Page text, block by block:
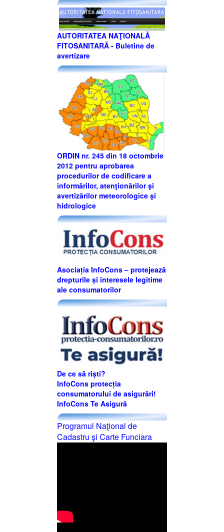
AUTORITATEA NAŢIONALĂ
FITOSANITARĂ - Buletine de
avertizare
ORDIN nr. 245 din 18 octombrie
2012 pentru aprobarea
procedurilor de codificare a
informărilor, atenţionărilor şi
avertizărilor meteorologice şi
hidrologice
Asociația InfoCons – protejează
drepturile și interesele legitime
ale consumatorilor
De ce să riști?
InfoCons protecția
consumatorului de asigurări!
InfoCons Te Asigură
Programul Naţional de
Cadastru şi Carte Funciara